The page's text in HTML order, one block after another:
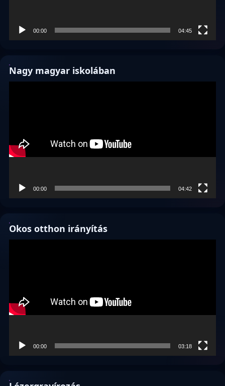
00:00 04:45
Nagy magyar iskolában
00:00 04:42
Okos otthon irányítás
00:00 03:18